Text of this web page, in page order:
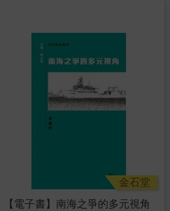
金石堂
【電子書】南海之爭的多元視角